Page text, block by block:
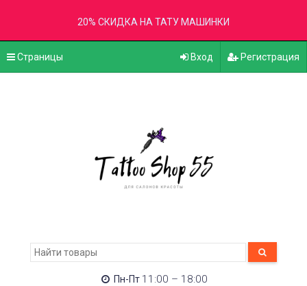
20% СКИДКА НА ТАТУ МАШИНКИ
Страницы Вход Регистрация
Пн-Пт 11:00 – 18:00